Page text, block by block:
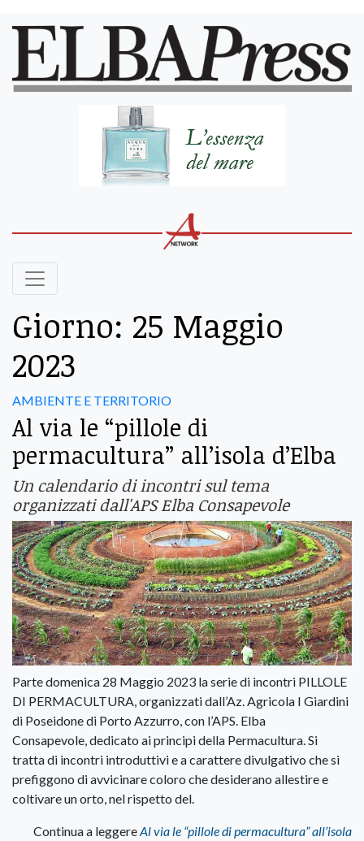
Giorno: 25 Maggio
2023
AMBIENTE E TERRITORIO
Al via le “pillole di
permacultura” all’isola d’Elba
Un calendario di incontri sul tema
organizzati dall'APS Elba Consapevole
Parte domenica 28 Maggio 2023 la serie di incontri PILLOLE
DI PERMACULTURA, organizzati dall’Az. Agricola I Giardini
di Poseidone di Porto Azzurro, con l’APS. Elba
Consapevole, dedicato ai principi della Permacultura. Si
tratta di incontri introduttivi e a carattere divulgativo che si
prefiggono di avvicinare coloro che desiderano allestire e
coltivare un orto, nel rispetto del.
Continua a leggereAl via le “pillole di permacultura” all’isola